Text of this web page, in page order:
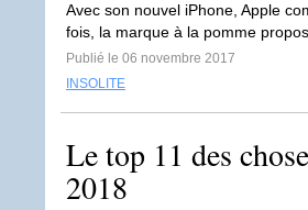
Avec son nouvel iPhone, Apple
fois, la marque à la pomme
Publié le 06 novembre 2017
INSOLITE
Le top 11 des
2018